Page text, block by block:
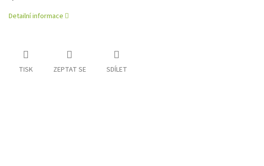
Detailní informace
TISK ZEPTAT SE SDÍLET